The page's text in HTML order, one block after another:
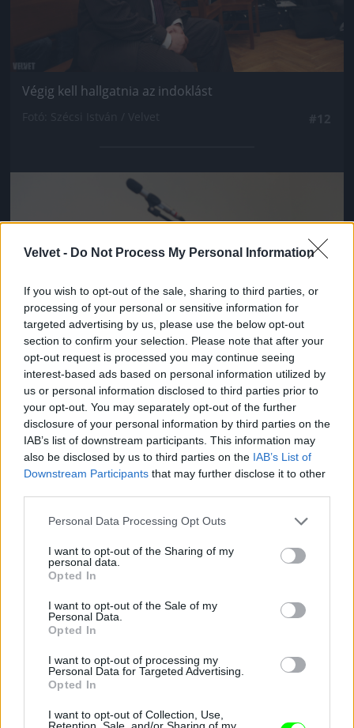
Velvet - Do Not Process My Personal Information
If you wish to opt-out of the sale, sharing to third parties, or
processing of your personal or sensitive information for
targeted advertising by us, please use the below opt-out
section to confirm your selection. Please note that after your
opt-out request is processed you may continue seeing
interest-based ads based on personal information utilized by
us or personal information disclosed to third parties prior to
your opt-out. You may separately opt-out of the further
disclosure of your personal information by third parties on the
IAB’s list of downstream participants. This information may
also be disclosed by us to third parties on the IAB’s List of
Downstream Participants that may further disclose it to other
Please note that this website/app uses one or more Google
not limited to your visit or usage behaviour. You may click to
grant or deny consent to Google and its third-party tags to
use your data for below specified purposes in below Google
consent section.
Personal Data Processing Opt Outs
I want to opt-out of the Sharing of my
personal data.
Opted In
I want to opt-out of the Sale of my
Personal Data.
Opted In
I want to opt-out of processing my
Personal Data for Targeted Advertising.
Opted In
I want to opt-out of Collection, Use,
Retention, Sale, and/or Sharing of my
Végig kell hallgatnia az indoklást
Jön még kép!
Minden operatőr és fotós Damu felé fordult
Fotó: Szécsi István / Velvet #13
Jön még kép!